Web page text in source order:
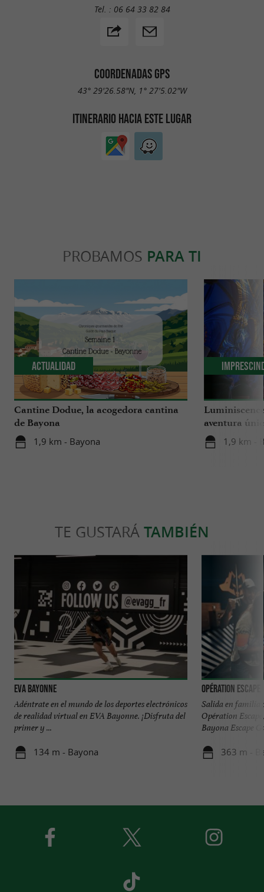
Tel. : 06 64 33 82 84
COORDENADAS GPS
43° 29'26.58"N, 1° 27'5.02"W
ITINERARIO HACIA ESTE LUGAR
PROBAMOS PARA TI
Cantine Dodue, la acogedora cantina
de Bayona
1,9 km - Bayona
Actualidad
aventura
catedral de
1,9 km -
TE GUSTARÁ TAMBIÉN
EVA Bayonne
Adéntrate en el mundo de los deportes electrónicos
de realidad virtual en EVA Bayonne. ¡Disfruta del
primer y ...
134 m - Bayona
Opération Escape
Salida en familia
Opération
Bayona Escape
363 m -